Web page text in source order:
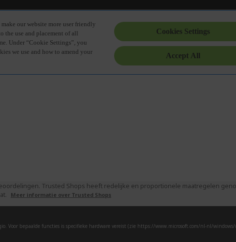
Trusted Shops heeft redelijke en proportionele maatregelen
Meer informatie over Trusted Shops
Voor bepaalde functies is specifieke hardware vereist (zie https://www.microsoft.com/nl-nl/windows/